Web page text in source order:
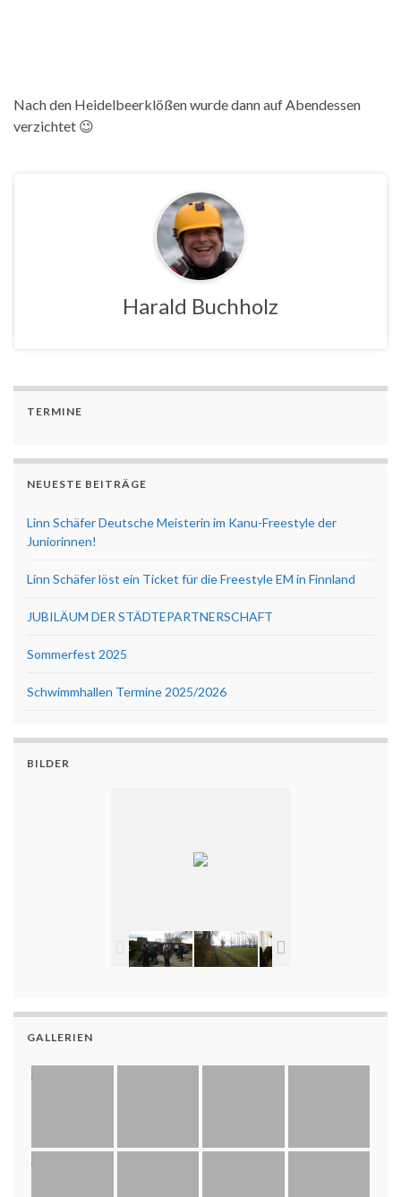
Nach den Heidelbeerklößen wurde dann auf Abendessen
verzichtet 😉
Harald Buchholz
TERMINE
NEUESTE BEITRÄGE
Linn Schäfer Deutsche Meisterin im Kanu-Freestyle der
Juniorinnen!
Linn Schäfer löst ein Ticket für die Freestyle EM in Finnland
JUBILÄUM DER STÄDTEPARTNERSCHAFT
Sommerfest 2025
Schwimmhallen Termine 2025/2026
BILDER
GALLERIEN